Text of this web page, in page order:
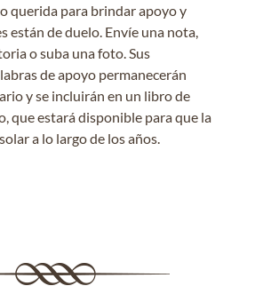
querida para brindar apoyo y
están de duelo. Envíe una nota,
o suba una foto. Sus
de apoyo permanecerán
y se incluirán en un libro de
que estará disponible para que la
a lo largo de los años.